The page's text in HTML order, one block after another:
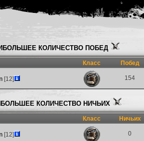
КОЛИЧЕСТВО ПОБЕД
Класс Побед
[12] 154
КОЛИЧЕСТВО НИЧЬИХ
Класс Ничьих
[12] 0